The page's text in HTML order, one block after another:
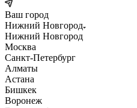
Ваш город
Нижний Новгород
Нижний Новгород
Москва
Санкт-Петербург
Алматы
Астана
Бишкек
Воронеж